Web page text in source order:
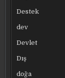
Destek
dev
Devlet
Dış
doğa